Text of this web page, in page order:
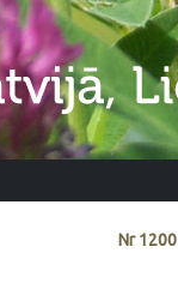
Nr1200